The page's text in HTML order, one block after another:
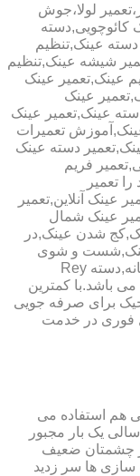
لولا،جوش
کائوچویی,دسته
عینک,تنظیم
شیشه عینک,تنظیم
عینک,تعمیر عینک
عینک
عینک,تعمیر عینک
تعمیرات
دسته عینک
فریم
تعمیر
عینک آنلاین,تعمیر
عینک شمال
شدن عینک,در
و شوی
عینک,شکستن عینک فلزی,تعمیر عینک بچه گانه,دسته Rey
Ban,دسته AO,دسته Police,دسته Chopard می باشد.با کمترین
برای صرفه جویی
فوری در خدمت
هم استفاده می
یک بار مجبور
چشمتان ضعیف
ها سر زدید